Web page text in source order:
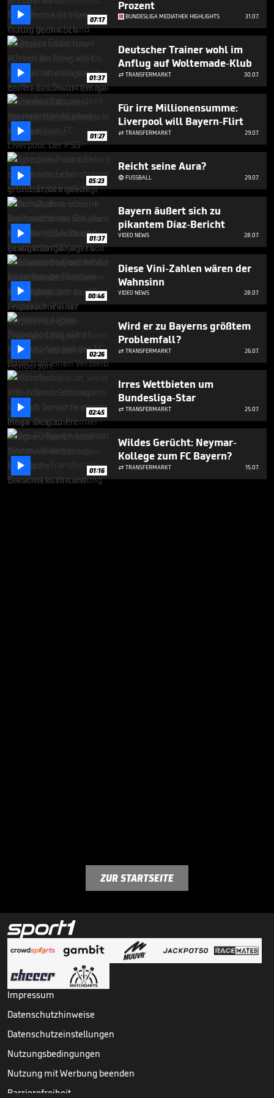
1
minute,
10
seconds
 07:17
Prozent
BUNDESLIGA MEDIATHEK HIGHLIGHTS 31.07.
 01:37
Deutscher Trainer wohl im
Anflug auf Woltemade-Klub
 TRANSFERMARKT 30.07.
 01:27
Für irre Millionensumme:
Liverpool will Bayern-Flirt
 TRANSFERMARKT 29.07.
 05:23
Reicht seine Aura?
FUSSBALL 29.07.
 01:37
Bayern äußert sich zu
pikantem Díaz-Bericht
VIDEO NEWS 28.07.
 00:46
Diese Vini-Zahlen wären der
Wahnsinn
VIDEO NEWS 28.07.
 02:26
Wird er zu Bayerns größtem
Problemfall?
 TRANSFERMARKT 26.07.
 02:45
Irres Wettbieten um
Bundesliga-Star
 TRANSFERMARKT 25.07.
 01:16
Wildes Gerücht: Neymar-
Kollege zum FC Bayern?
 TRANSFERMARKT 15.07.
ZUR STARTSEITE
Impressum
Datenschutzhinweise
Datenschutzeinstellungen
Nutzungsbedingungen
Nutzung mit Werbung beenden
Barrierefreiheit